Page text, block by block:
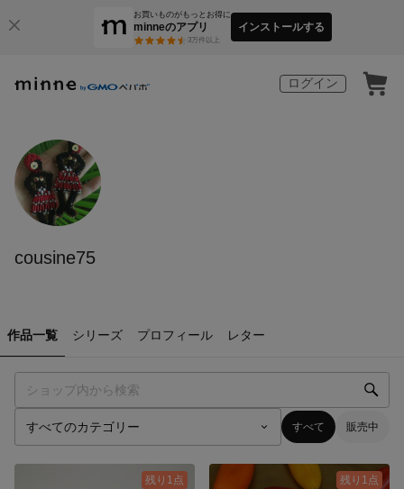
お買いものがもっとお得に
minneのアプリ
3万件以上
インストールする
ログイン
cousine75
作品一覧 シリーズ プロフィール レター
すべて 販売中
残り1点 残り1点